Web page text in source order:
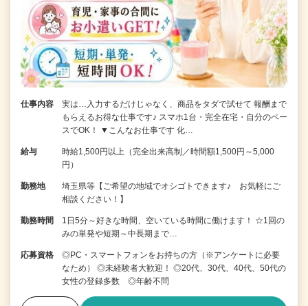
仕事内容
実は…入力するだけじゃなく、商品をタダで試せて 報酬まで
もらえるお得な仕事です♪ スマホ1台・完全在宅・自分のペー
スでOK！ ▼こんなお仕事です 化…
給与
時給1,500円以上（完全出来高制／時間額1,500円～5,000
円）
勤務地
埼玉県等【ご希望の地域でオシゴトできます♪ お気軽にご
相談ください！】
勤務時間
1日5分～好きな時間、空いている時間に働けます！ ☆1回の
みの単発や短期～中長期まで…
応募資格
◎PC・スマートフォンをお持ちの方（※アンケートに必要
なため） ◎未経験者大歓迎！ ◎20代、30代、40代、50代の
女性の登録多数 ◎年齢不問